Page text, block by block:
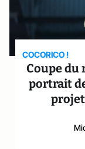
COCORICO !
Coupe du
portrait